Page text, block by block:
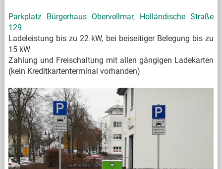
Parkplatz Bürgerhaus Obervellmar, Holländische Straße
129
Ladeleistung bis zu 22 kW, bei beiseitiger Belegung bis zu
15 kW
Zahlung und Freischaltung mit allen gängigen Ladekarten
(kein Kreditkartenterminal vorhanden)